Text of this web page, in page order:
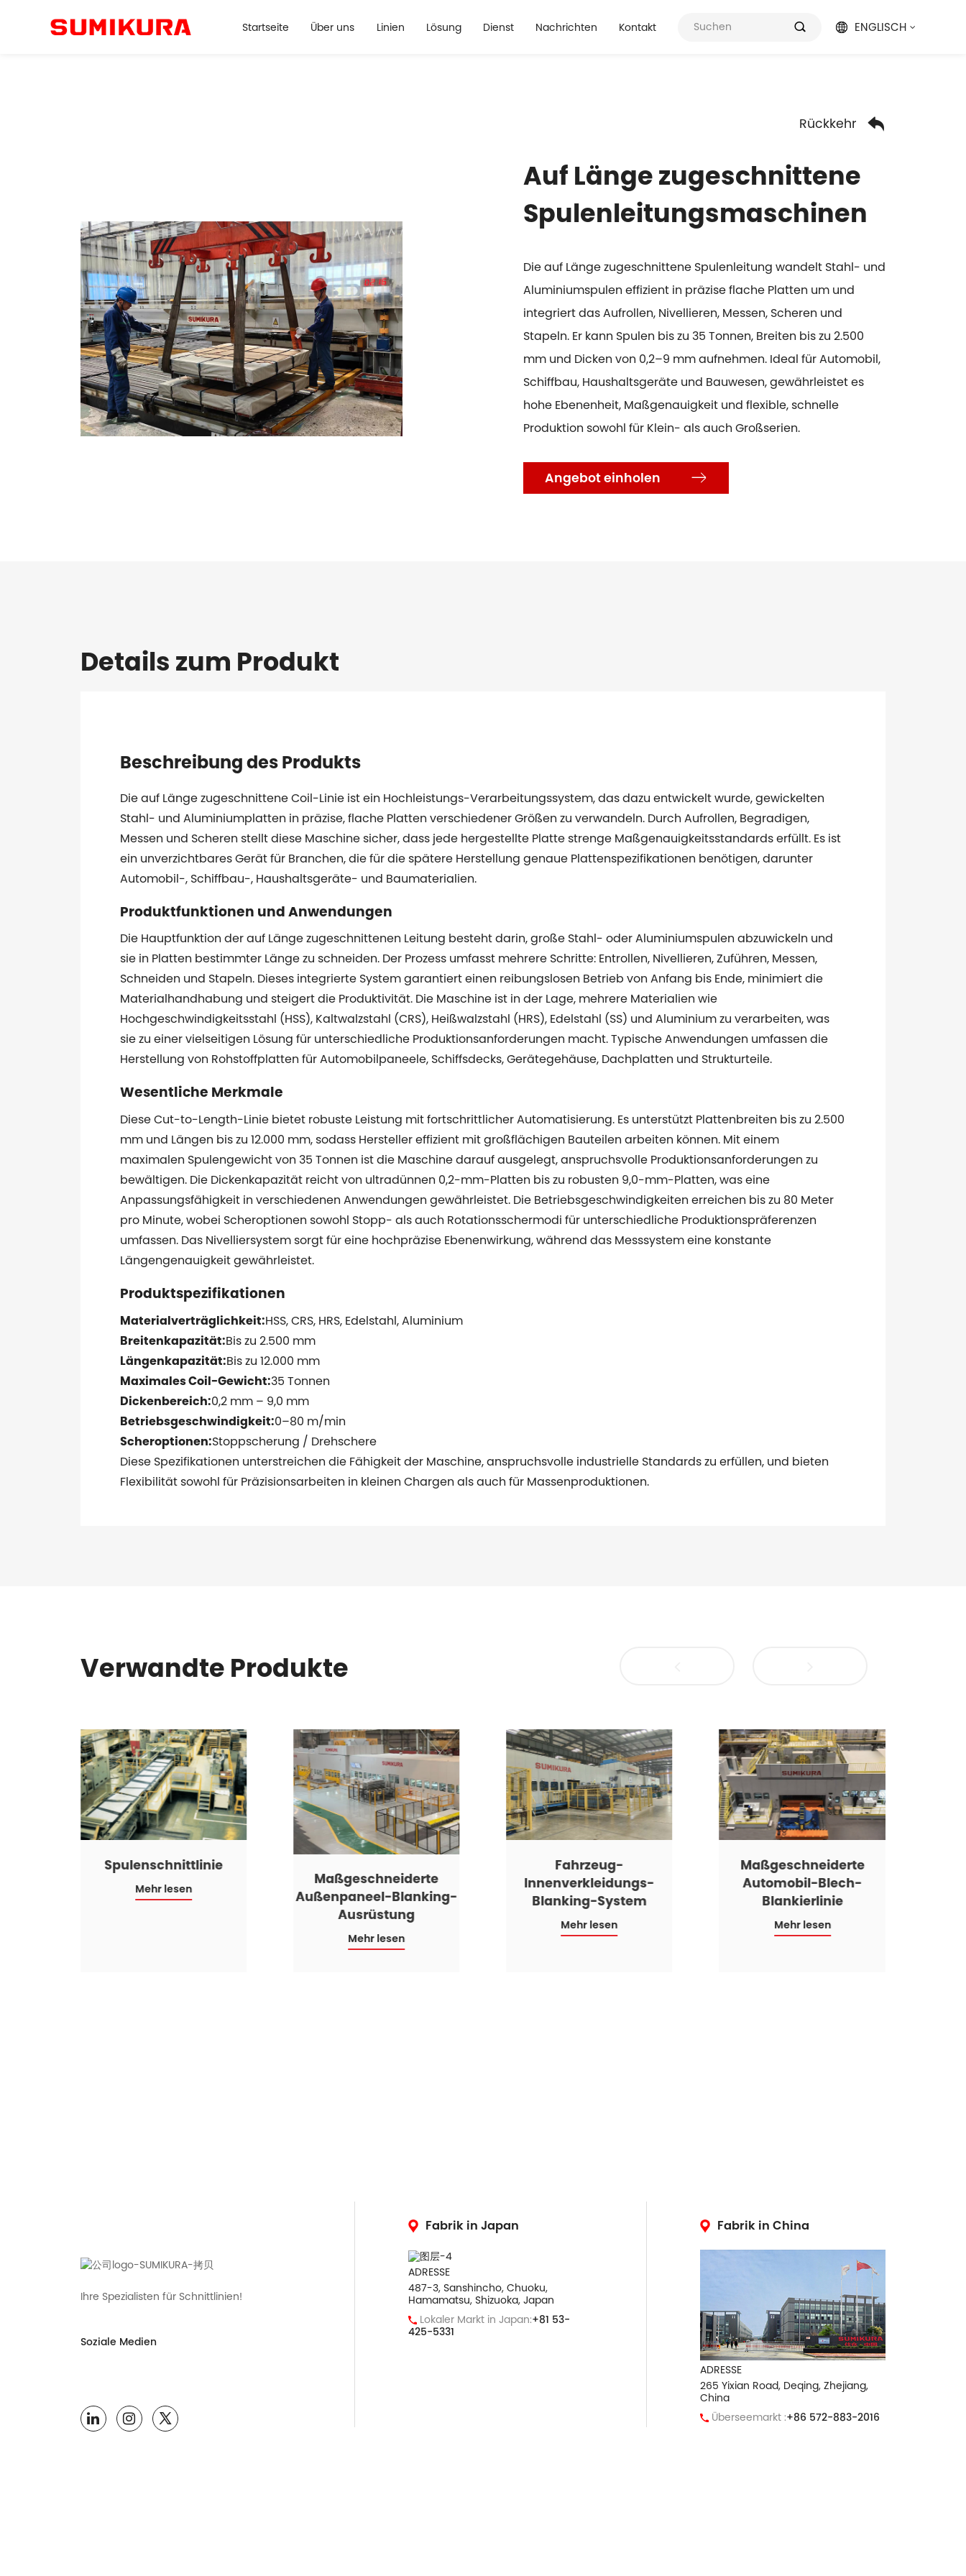
Startseite Über uns Linien Lösung Dienst Nachrichten Kontakt   ENGLISCH
Rückkehr 
Auf Länge zugeschnittene
Spulenleitungsmaschinen
Die auf Länge zugeschnittene Spulenleitung wandelt Stahl- und
Aluminiumspulen effizient in präzise flache Platten um und
integriert das Aufrollen, Nivellieren, Messen, Scheren und
Stapeln. Er kann Spulen bis zu 35 Tonnen, Breiten bis zu 2.500
mm und Dicken von 0,2–9 mm aufnehmen. Ideal für Automobil,
Schiffbau, Haushaltsgeräte und Bauwesen, gewährleistet es
hohe Ebenenheit, Maßgenauigkeit und flexible, schnelle
Produktion sowohl für Klein- als auch Großserien.
Angebot einholen 
Details zum Produkt
Beschreibung des Produkts
Die auf Länge zugeschnittene Coil-Linie ist ein Hochleistungs-Verarbeitungssystem, das dazu entwickelt wurde, gewickelten
Stahl- und Aluminiumplatten in präzise, flache Platten verschiedener Größen zu verwandeln. Durch Aufrollen, Begradigen,
Messen und Scheren stellt diese Maschine sicher, dass jede hergestellte Platte strenge Maßgenauigkeitsstandards erfüllt. Es ist
ein unverzichtbares Gerät für Branchen, die für die spätere Herstellung genaue Plattenspezifikationen benötigen, darunter
Automobil-, Schiffbau-, Haushaltsgeräte- und Baumaterialien.
Produktfunktionen und Anwendungen
Die Hauptfunktion der auf Länge zugeschnittenen Leitung besteht darin, große Stahl- oder Aluminiumspulen abzuwickeln und
sie in Platten bestimmter Länge zu schneiden. Der Prozess umfasst mehrere Schritte: Entrollen, Nivellieren, Zuführen, Messen,
Schneiden und Stapeln. Dieses integrierte System garantiert einen reibungslosen Betrieb von Anfang bis Ende, minimiert die
Materialhandhabung und steigert die Produktivität. Die Maschine ist in der Lage, mehrere Materialien wie
Hochgeschwindigkeitsstahl (HSS), Kaltwalzstahl (CRS), Heißwalzstahl (HRS), Edelstahl (SS) und Aluminium zu verarbeiten, was
sie zu einer vielseitigen Lösung für unterschiedliche Produktionsanforderungen macht. Typische Anwendungen umfassen die
Herstellung von Rohstoffplatten für Automobilpaneele, Schiffsdecks, Gerätegehäuse, Dachplatten und Strukturteile.
Wesentliche Merkmale
Diese Cut-to-Length-Linie bietet robuste Leistung mit fortschrittlicher Automatisierung. Es unterstützt Plattenbreiten bis zu 2.500
mm und Längen bis zu 12.000 mm, sodass Hersteller effizient mit großflächigen Bauteilen arbeiten können. Mit einem
maximalen Spulengewicht von 35 Tonnen ist die Maschine darauf ausgelegt, anspruchsvolle Produktionsanforderungen zu
bewältigen. Die Dickenkapazität reicht von ultradünnen 0,2-mm-Platten bis zu robusten 9,0-mm-Platten, was eine
Anpassungsfähigkeit in verschiedenen Anwendungen gewährleistet. Die Betriebsgeschwindigkeiten erreichen bis zu 80 Meter
pro Minute, wobei Scheroptionen sowohl Stopp- als auch Rotationsschermodi für unterschiedliche Produktionspräferenzen
umfassen. Das Nivelliersystem sorgt für eine hochpräzise Ebenenwirkung, während das Messsystem eine konstante
Längengenauigkeit gewährleistet.
Produktspezifikationen
Materialverträglichkeit:HSS, CRS, HRS, Edelstahl, Aluminium
Breitenkapazität:Bis zu 2.500 mm
Längenkapazität:Bis zu 12.000 mm
Maximales Coil-Gewicht:35 Tonnen
Dickenbereich:0,2 mm – 9,0 mm
Betriebsgeschwindigkeit:0–80 m/min
Scheroptionen:Stoppscherung / Drehschere
Diese Spezifikationen unterstreichen die Fähigkeit der Maschine, anspruchsvolle industrielle Standards zu erfüllen, und bieten
Flexibilität sowohl für Präzisionsarbeiten in kleinen Chargen als auch für Massenproduktionen.
Verwandte Produkte
Spulenschnittlinie
Mehr lesen
Maßgeschneiderte
Außenpaneel-Blanking-
Ausrüstung
Mehr lesen
Fahrzeug-
Innenverkleidungs-
Blanking-System
Mehr lesen
Maßgeschneiderte
Automobil-Blech-
Blankierlinie
Mehr lesen
Ihre Spezialisten für Schnittlinien!
Soziale Medien

Fabrik in Japan
ADRESSE
487-3, Sanshincho, Chuoku,
Hamamatsu, Shizuoka, Japan
Lokaler Markt in Japan:+81 53-
425-5331
Fabrik in China
ADRESSE
265 Yixian Road, Deqing, Zhejiang,
China
Überseemarkt :+86 572-883-2016